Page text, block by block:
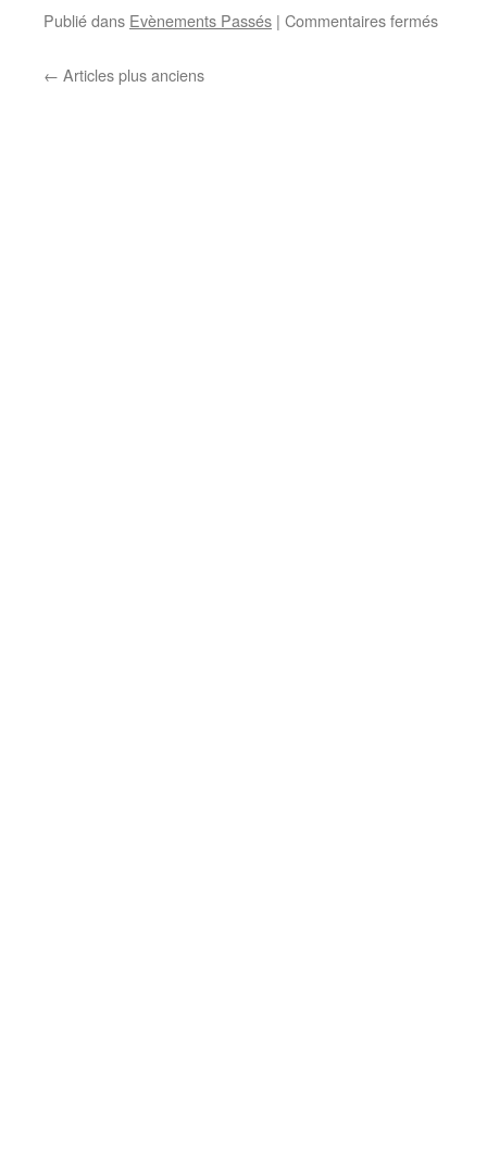
Publié dans Evènements Passés | Commentaires ferméssur
← Articles plus anciens